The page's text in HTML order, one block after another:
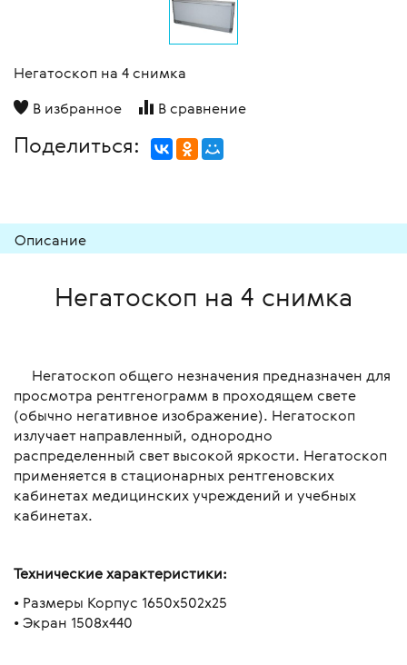
Негатоскоп на 4 снимка
В избранное
В сравнение
Поделиться:
Описание
Негатоскоп на 4 снимка
Негатоскоп общего незначения предназначен для
просмотра рентгенограмм в проходящем свете
(обычно негативное изображение). Негатоскоп
излучает направленный, однородно
распределенный свет высокой яркости. Негатоскоп
применяется в стационарных рентгеновских
кабинетах медицинских учреждений и учебных
кабинетах.
Технические характеристики:
• Размеры Корпус 1650x502x25
• Экран 1508x440